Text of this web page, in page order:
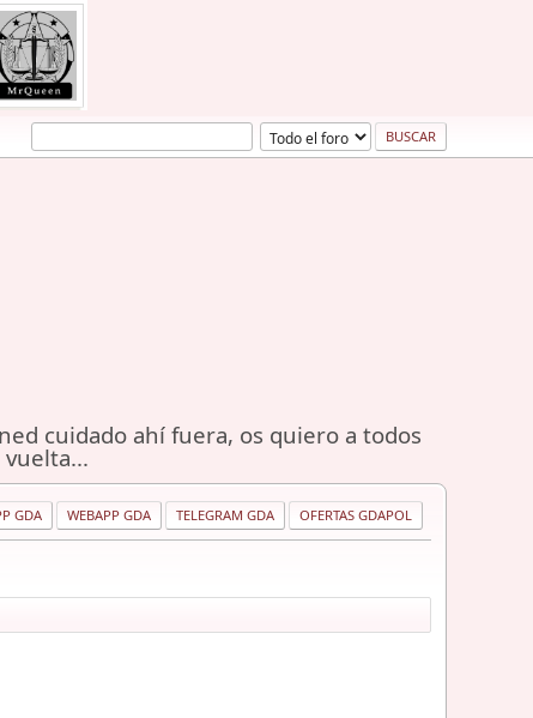
cuidado ahí fuera, os quiero a todos
vuelta...
GDA WEBAPP GDA TELEGRAM GDA OFERTAS GDAPOL